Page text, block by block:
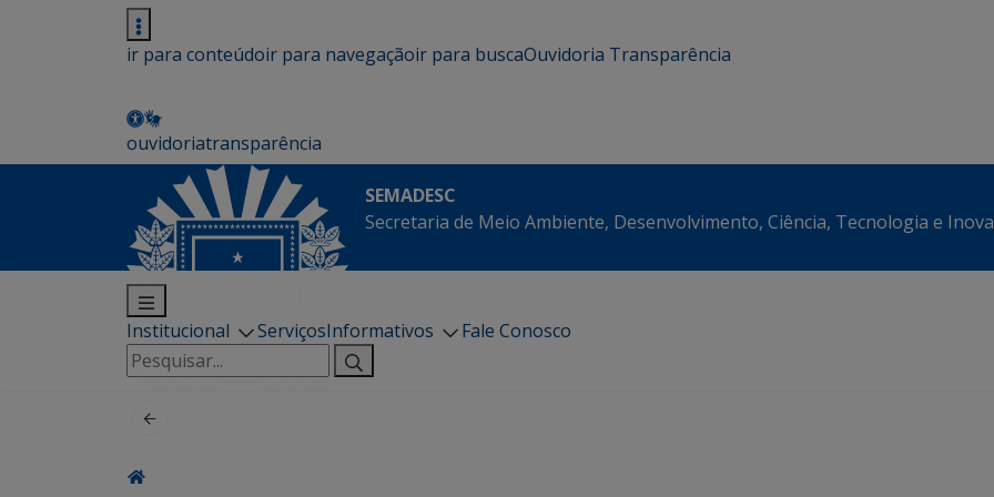
ir para conteúdoir para navegaçãoir para buscaOuvidoria Transparência
ouvidoriatransparência
SEMADESC
Secretaria de Meio Ambiente, Desenvolvimento, Ciência, Tecnologia e
Institucional ServiçosInformativos
Fale Conosco
Pesquisar
por: